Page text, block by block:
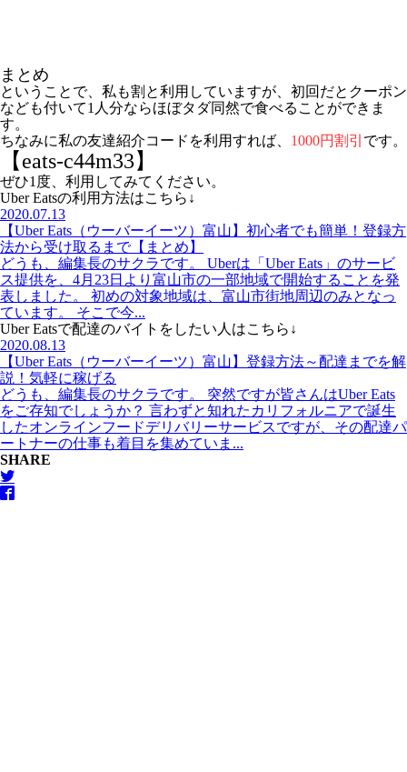
まとめ
ということで、私も割と利用していますが、初回だとクーポン
なども付いて1人分ならほぼタダ同然で食べることができま
す。
ちなみに私の友達紹介コードを利用すれば、 1000円割引 です。
【eats-c44m33】
ぜひ1度、利用してみてください。
Uber Eatsの利用方法はこちら↓
2020.07.13
【Uber Eats（ウーバーイーツ）富山】初心者でも簡単！登録方
法から受け取るまで【まとめ】
どうも、編集長のサクラです。 Uberは「Uber Eats」のサービ
ス提供を、4月23日より富山市の一部地域で開始することを発
表しました。 初めの対象地域は、富山市街地周辺のみとなっ
ています。 そこで今...
Uber Eatsで配達のバイトをしたい人はこちら↓
2020.08.13
【Uber Eats（ウーバーイーツ）富山】登録方法～配達までを解
説！気軽に稼げる
どうも、編集長のサクラです。 突然ですが皆さんはUber Eats
をご存知でしょうか？ 言わずと知れたカリフォルニアで誕生
したオンラインフードデリバリーサービスですが、その配達パ
ートナーの仕事も着目を集めていま...
SHARE